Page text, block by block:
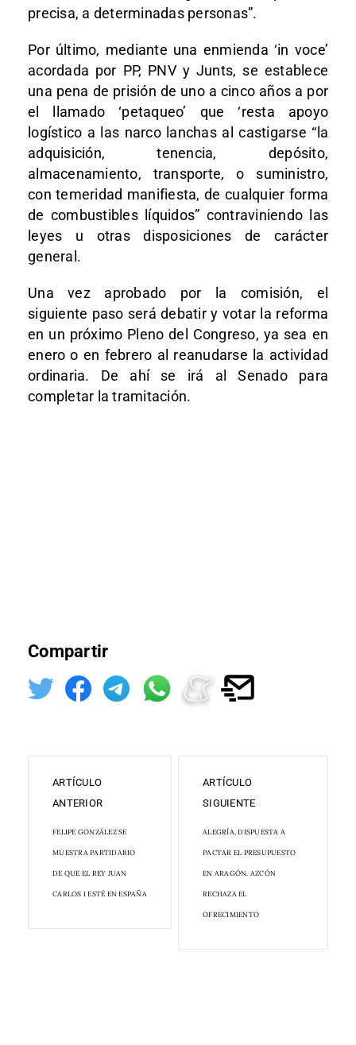
precisa, a determinadas personas”.
Por último, mediante una enmienda ‘in voce’
acordada por PP, PNV y Junts, se establece
una pena de prisión de uno a cinco años a por
el llamado ‘petaqueo’ que ‘resta apoyo
logístico a las narco lanchas al castigarse “la
adquisición, tenencia, depósito,
almacenamiento, transporte, o suministro,
con temeridad manifiesta, de cualquier forma
de combustibles líquidos” contraviniendo las
leyes u otras disposiciones de carácter
general.
Una vez aprobado por la comisión, el
siguiente paso será debatir y votar la reforma
en un próximo Pleno del Congreso, ya sea en
enero o en febrero al reanudarse la actividad
ordinaria. De ahí se irá al Senado para
completar la tramitación.
Compartir
ARTÍCULO
ANTERIOR
FELIPE GONZÁLEZ SE
MUESTRA PARTIDARIO
DE QUE EL REY JUAN
CARLOS I ESTÉ EN ESPAÑA
ARTÍCULO
SIGUIENTE
ALEGRÍA, DISPUESTA A
PACTAR EL PRESUPUESTO
EN ARAGÓN. AZCÓN
RECHAZA EL
OFRECIMIENTO